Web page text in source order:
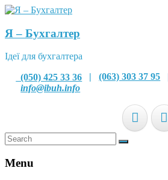
Я – Бухгалтер
Ідеї для бухгалтера
(050) 425 33 36 |(063) 303 37 95
info@ibuh.info
Menu